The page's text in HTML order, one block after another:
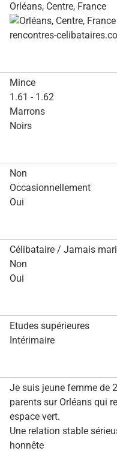
Orléans, Centre, France
Mince
1.61 - 1.62
Marrons
Noirs
Non
Occasionnellement
Oui
Célibataire / Jamais
Non
Oui
Etudes supérieures
Intérimaire
Je suis jeune femme de
parents sur Orléans qui
espace vert.
Une relation stable
honnête